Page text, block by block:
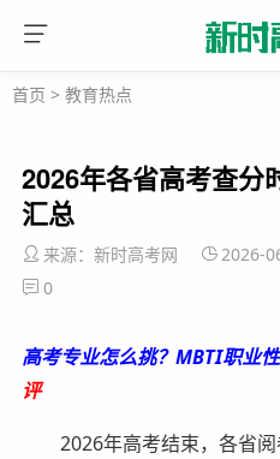
首页 > 教育热点
2026年各省高考查分
汇总
来源：新时高考网 2026-
0
高考专业怎么挑？MBTI职业
评
2026年高考结束，各省阅